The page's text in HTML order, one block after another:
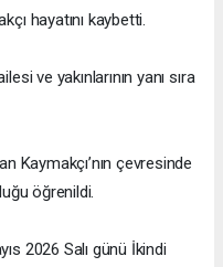
hayatını kaybetti.
ve yakınlarının yanı sıra
Kaymakçı’nın çevresinde
öğrenildi.
2026 Salı günü İkindi